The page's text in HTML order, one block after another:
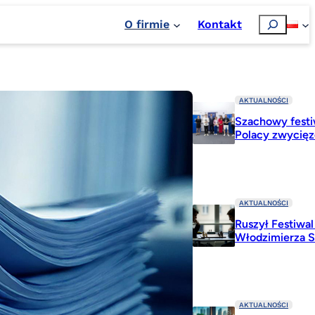
O firmie Kontakt Szukaj
AKTUALNOŚCI
Szachowy
Polacy
AKTUALNOŚCI
Ruszył
Włodzimierza
AKTUALNOŚCI